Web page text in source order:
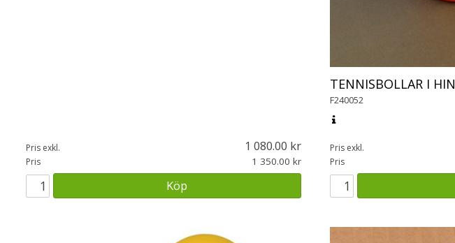
Pris exkl. 1 080.00
Pris 1 350.00
Köp
TENNISBOLLAR I
F240052
Pris exkl.
Pris